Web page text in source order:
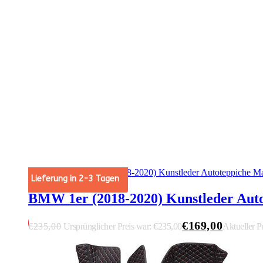
Angebot!
Lieferung in 2-3 Tagen
BMW 1er (2018-2020) Kunstleder
€235,00 Ursprünglicher Preis war: €235,00€169,00Aktueller